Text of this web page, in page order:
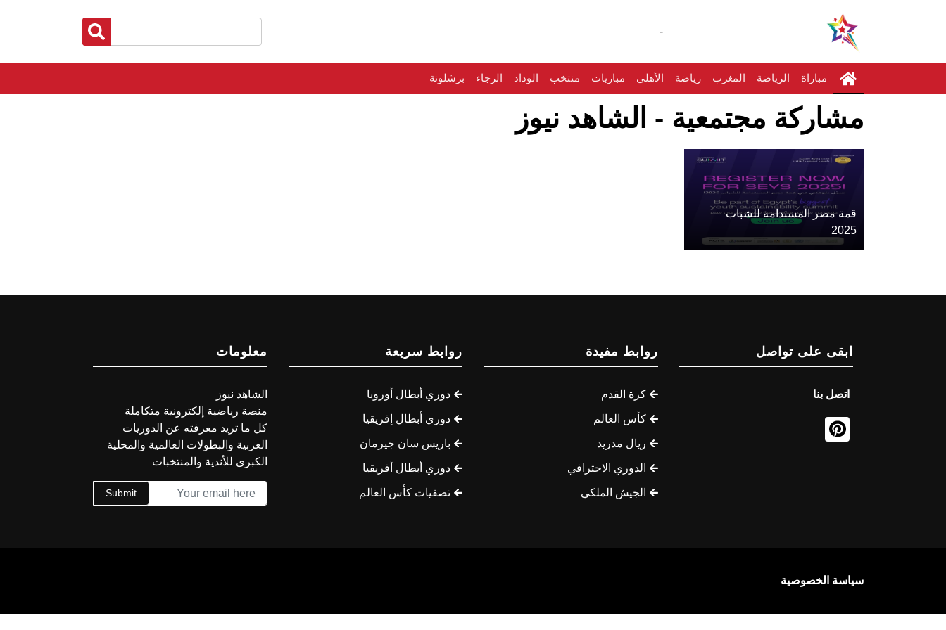
-
مباراة الرياضة المغرب رياضة الأهلي مباريات منتخب الوداد الرجاء برشلونة
مشاركة مجتمعية - الشاهد نيوز
قمة مصر المستدامة للشباب
2025
ابقى على تواصل
اتصل بنا
روابط مفيدة
كرة القدم
كأس العالم
ريال مدريد
الدوري الاحترافي
الجيش الملكي
روابط سريعة
دوري أبطال أوروبا
دوري أبطال إفريقيا
باريس سان جيرمان
دوري أبطال أفريقيا
تصفيات كأس العالم
معلومات
الشاهد نيوز
منصة رياضية إلكترونية متكاملة
كل ما تريد معرفته عن الدوريات
العربية والبطولات العالمية والمحلية
الكبرى للأندية والمنتخبات
Submit
سياسة الخصوصية